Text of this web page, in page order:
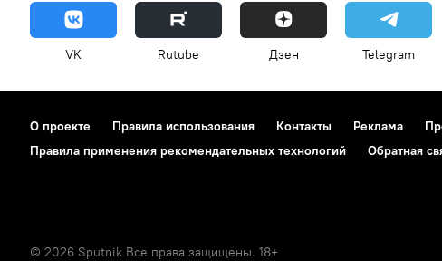
VK Rutube Дзен Telegram
О проекте Правила использования Контакты Реклама
Правила применения рекомендательных технологий
Обратная
© 2026 Sputnik Все права защищены. 18+